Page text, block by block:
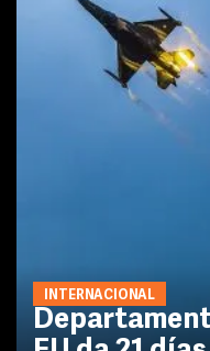
INTERNACIONAL